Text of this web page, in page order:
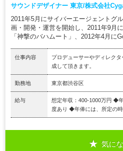
サウンドデザイナー 東京/株式会社
2011年5月にサイバーエージェントグ
画・開発・運営を開始し、2011年9月
「神撃のバハムート」、2012年4月に
仕事内容
プロデューサーやディレク
成して頂きます。
勤務地 東京都渋谷区
給与
想定年収：400-1000万円 ◆
度あり ◆年俸には、所定の時
気に